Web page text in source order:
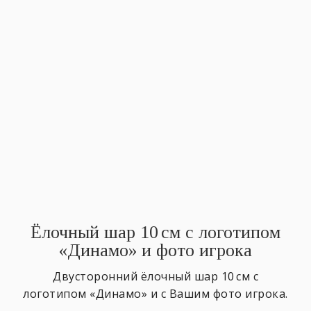
Ёлочный шар 10 см с логотипом
«Динамо» и фото игрока
Двусторонний ёлочный шар 10 см с
логотипом «Динамо» и с Вашим фото игрока.